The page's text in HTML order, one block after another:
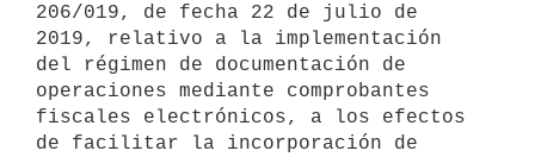
206/019, de fecha 22 de julio de
2019, relativo a la implementación
del régimen de documentación de
operaciones mediante comprobantes
fiscales electrónicos, a los efectos
de facilitar la incorporación de